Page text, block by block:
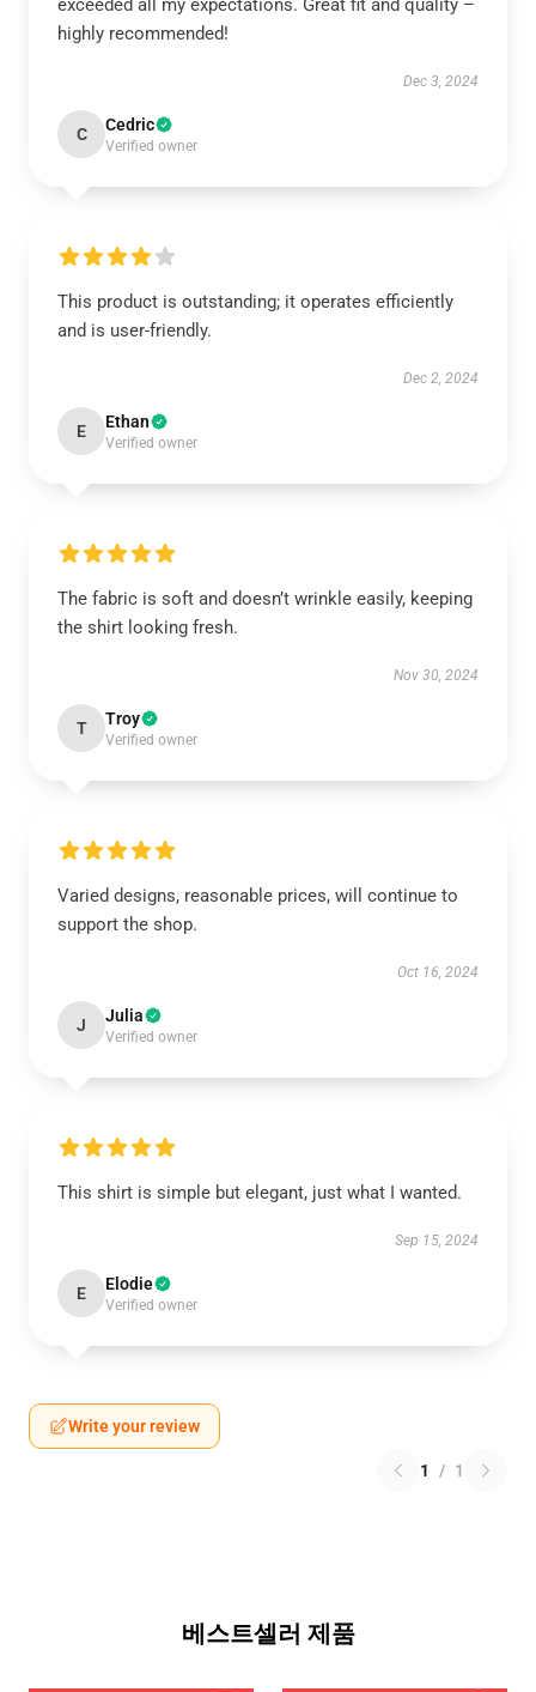
exceeded all my expectations. Great fit and quality –
highly recommended!
Dec 3, 2024
C Cedric
Verified owner
This product is outstanding; it operates efficiently
and is user-friendly.
Dec 2, 2024
E Ethan
Verified owner
The fabric is soft and doesn’t wrinkle easily, keeping
the shirt looking fresh.
Nov 30, 2024
T Troy
Verified owner
Varied designs, reasonable prices, will continue to
support the shop.
Oct 16, 2024
J Julia
Verified owner
This shirt is simple but elegant, just what I wanted.
Sep 15, 2024
E Elodie
Verified owner
Write your review
1 / 1
베스트셀러 제품